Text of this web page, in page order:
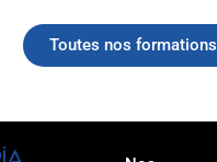
Toutes nos formations